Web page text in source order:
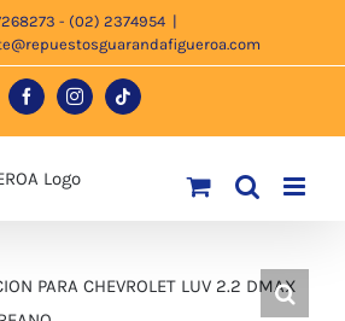
- (02) 2374954 |
FacebookInstagramTiktok